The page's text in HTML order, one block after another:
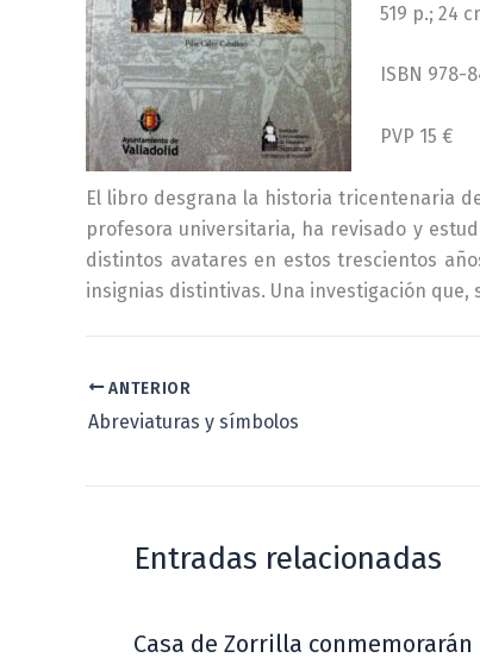
519 p.; 24
ISBN 978-
PVP 15 €
El libro desgrana la historia tricentenaria
profesora universitaria, ha revisado y
distintos avatares en estos trescientos
insignias distintivas. Una investigación
ANTERIOR
Abreviaturas y símbolos
Entradas relacionadas
Casa de Zorrilla